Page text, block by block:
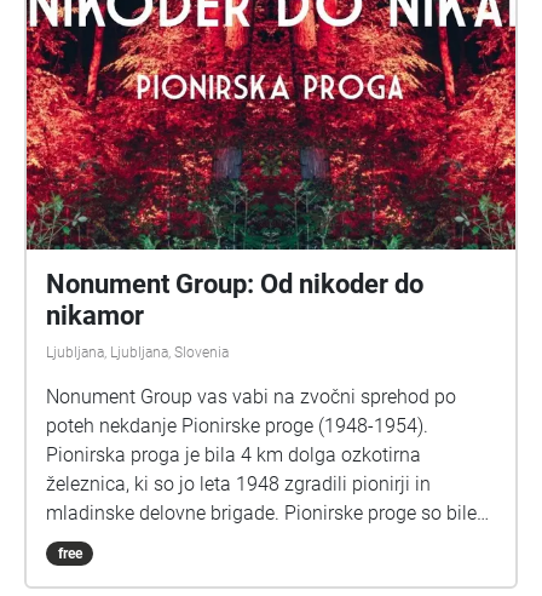
Nonument Group: Od nikoder do
nikamor
Ljubljana, Ljubljana, Slovenia
Nonument Group vas vabi na zvočni sprehod po
poteh nekdanje Pionirske proge (1948-1954).
Pionirska proga je bila 4 km dolga ozkotirna
železnica, ki so jo leta 1948 zgradili pionirji in
mladinske delovne brigade. Pionirske proge so bile
mišljene kot vzgojne igrače, ki naj bi pri otrocih
krepile ljubezen do tehnike, odgovornost, marljivost
free